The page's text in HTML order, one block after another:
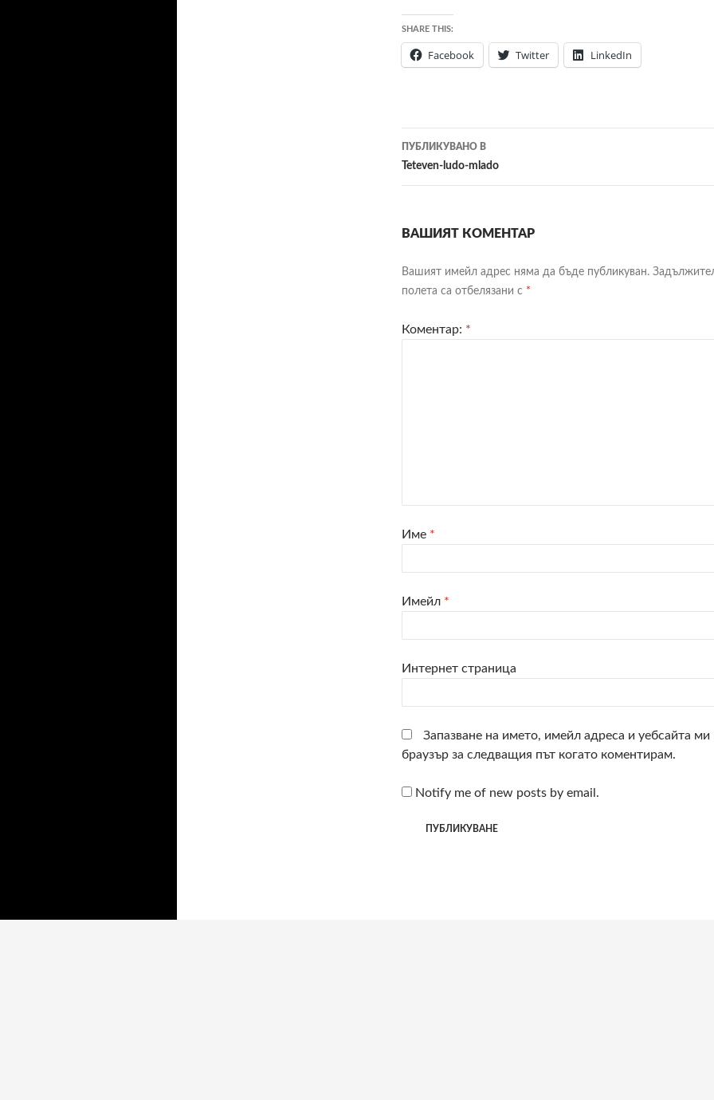
SHARE THIS:
Facebook Twitter LinkedIn
Навигация
в
ПУБЛИКУВАНО В
Teteven-ludo-mlado
ВАШИЯТ КОМЕНТАР
Вашият имейл адрес няма да бъде публикуван.
полета са отбелязани с *
Коментар: *
Име *
Имейл *
Интернет страница
Запазване на името, имейл адреса и уебсайта ми
браузър за следващия път когато коментирам.
Notify me of new posts by email.